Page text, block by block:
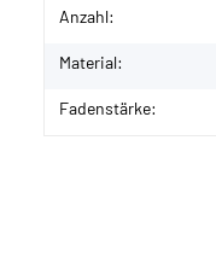
Anzahl:
Material:
Fadenstärke: